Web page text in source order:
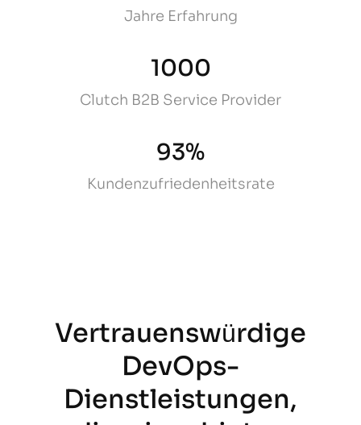
Jahre Erfahrung
1000
Clutch B2B Service Provider
93%
Kundenzufriedenheitsrate
Vertrauenswürdige
DevOps-
Dienstleistungen,